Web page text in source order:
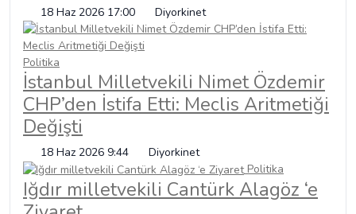
18 Haz 2026 17:00 Diyorkinet
Politika
İstanbul Milletvekili Nimet Özdemir
CHP’den İstifa Etti: Meclis Aritmetiği
Değişti
18 Haz 2026 9:44
Diyorkinet
Politika
Iğdır milletvekili Cantürk Alagöz ‘e